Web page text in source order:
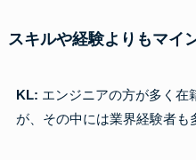
スキルや経験よりもマイ
KL: エンジニアの方が多く在
が、その中には業界経験者も